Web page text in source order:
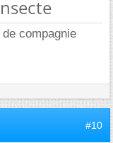
compagnie
#10